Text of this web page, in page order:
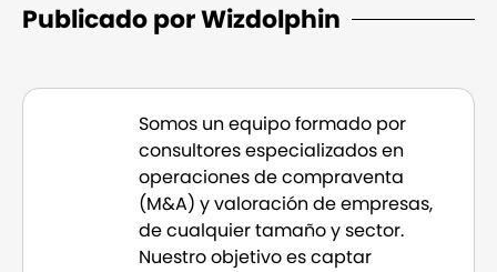
Publicado por Wizdolphin
Somos un equipo formado por
consultores especializados en
operaciones de compraventa
(M&A) y valoración de empresas,
de cualquier tamaño y sector.
Nuestro objetivo es captar